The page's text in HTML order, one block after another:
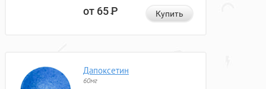
от 65Р Купить
Дапоксетин
60мг